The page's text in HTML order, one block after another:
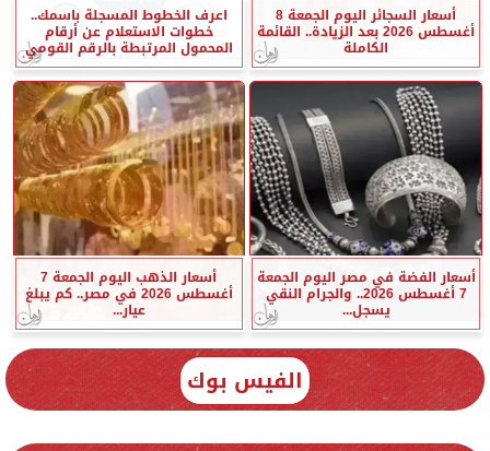
أسعار السجائر اليوم الجمعة 8
أغسطس 2026 بعد الزيادة.. القائمة
الكاملة
اعرف الخطوط المسجلة باسمك..
خطوات الاستعلام عن أرقام
المحمول المرتبطة بالرقم القومي
أسعار الفضة في مصر اليوم الجمعة
7 أغسطس 2026.. والجرام النقي
يسجل...
أسعار الذهب اليوم الجمعة 7
أغسطس 2026 في مصر.. كم يبلغ
عيار...
الفيس بوك